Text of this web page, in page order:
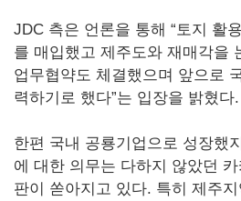
JDC 측은 언론을 통해 “토지 활
를 매입했고 제주도와 재매각을
업무협약도 체결했으며 앞으로
력하기로 했다”는 입장을 밝혔다.
한편 국내 공룡기업으로 성장했
에 대한 의무는 다하지 않았던
판이 쏟아지고 있다. 특히 제주